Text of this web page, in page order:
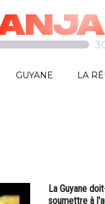
GUYANE LA
La Guyane
soumettre à